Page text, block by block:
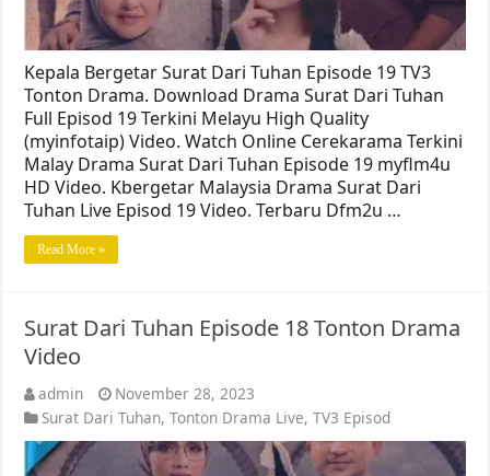
Kepala Bergetar Surat Dari Tuhan Episode 19 TV3
Tonton Drama. Download Drama Surat Dari Tuhan
Full Episod 19 Terkini Melayu High Quality
(myinfotaip) Video. Watch Online Cerekarama Terkini
Malay Drama Surat Dari Tuhan Episode 19 myflm4u
HD Video. Kbergetar Malaysia Drama Surat Dari
Tuhan Live Episod 19 Video. Terbaru Dfm2u …
Read More »
Surat Dari Tuhan Episode 18 Tonton Drama
Video
admin
November 28, 2023
Surat Dari Tuhan,Tonton Drama Live,TV3 Episod